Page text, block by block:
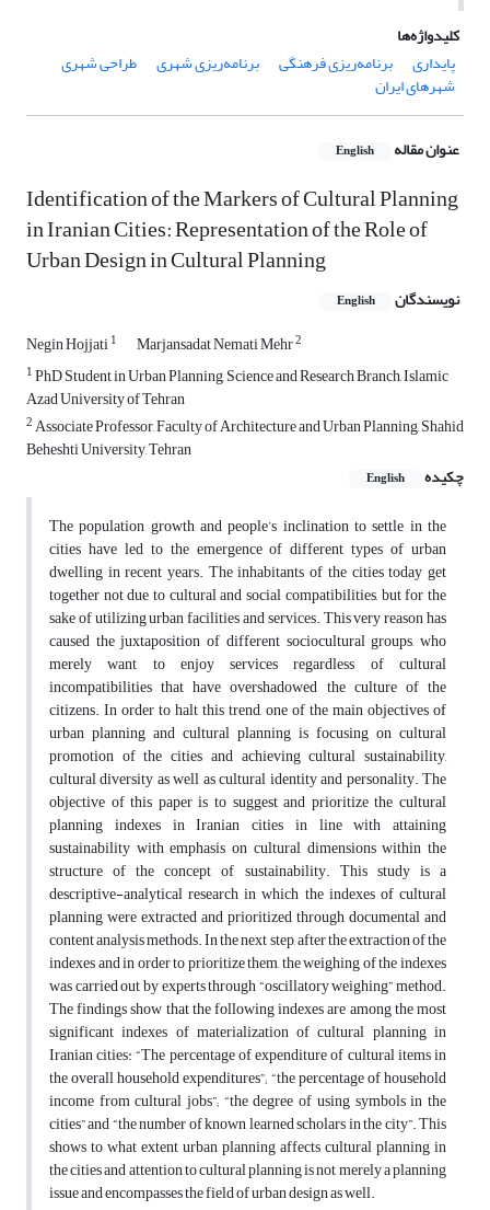
کلیدواژه‌ها
پایداری
برنامه‌ریزی فرهنگی برنامه‌ریزی شهری طراحی شهری
شهرهای ایران
عنوان مقاله English
Identification of the Markers of Cultural Planning
in Iranian Cities: Representation of the Role of
Urban Design in Cultural Planning
نویسندگان English
Negin Hojjati1 Marjansadat Nemati Mehr2
1PhD Student in Urban Planning, Science and Research Branch, Islamic
Azad University of Tehran
2Associate Professor, Faculty of Architecture and Urban Planning, Shahid
Beheshti University, Tehran
چکیده
English
The population growth and people’s inclination to settle in the
cities have led to the emergence of different types of urban
dwelling in recent years. The inhabitants of the cities today get
together not due to cultural and social compatibilities, but for the
sake of utilizing urban facilities and services. This very reason has
caused the juxtaposition of different sociocultural groups, who
merely want to enjoy services regardless of cultural
incompatibilities that have overshadowed the culture of the
citizens. In order to halt this trend, one of the main objectives of
urban planning and cultural planning is focusing on cultural
promotion of the cities and achieving cultural sustainability,
cultural diversity as well as cultural identity and personality. The
objective of this paper is to suggest and prioritize the cultural
planning indexes in Iranian cities in line with attaining
sustainability with emphasis on cultural dimensions within the
structure of the concept of sustainability. This study is a
descriptive-analytical research in which the indexes of cultural
planning were extracted and prioritized through documental and
content analysis methods. In the next step, after the extraction of the
indexes and in order to prioritize them, the weighing of the indexes
was carried out by experts through “oscillatory weighing” method.
The findings show that the following indexes are among the most
significant indexes of materialization of cultural planning in
Iranian cities: “The percentage of expenditure of cultural items in
the overall household expenditures”; “the percentage of household
income from cultural jobs”; “the degree of using symbols in the
cities” and “the number of known learned scholars in the city”. This
shows to what extent urban planning affects cultural planning in
the cities and attention to cultural planning is not merely a planning
issue and encompasses the field of urban design as well.